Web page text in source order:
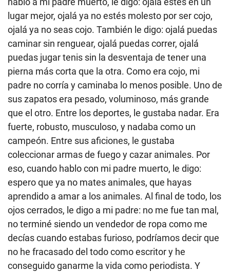
lugar mejor, ojalá ya no estés molesto por ser cojo,
ojalá ya no seas cojo. También le digo: ojalá puedas
caminar sin renguear, ojalá puedas correr, ojalá
puedas jugar tenis sin la desventaja de tener una
pierna más corta que la otra. Como era cojo, mi
padre no corría y caminaba lo menos posible. Uno de
sus zapatos era pesado, voluminoso, más grande
que el otro. Entre los deportes, le gustaba nadar. Era
fuerte, robusto, musculoso, y nadaba como un
campeón. Entre sus aficiones, le gustaba
coleccionar armas de fuego y cazar animales. Por
eso, cuando hablo con mi padre muerto, le digo:
espero que ya no mates animales, que hayas
aprendido a amar a los animales. Al final de todo, los
ojos cerrados, le digo a mi padre: no me fue tan mal,
no terminé siendo un vendedor de ropa como me
decías cuando estabas furioso, podríamos decir que
no he fracasado del todo como escritor y he
conseguido ganarme la vida como periodista. Y